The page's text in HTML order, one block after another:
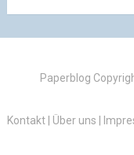
Paperblog
Kontakt| Über uns